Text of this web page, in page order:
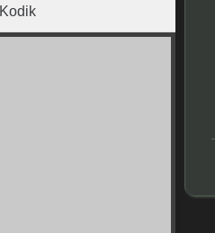
Kodik